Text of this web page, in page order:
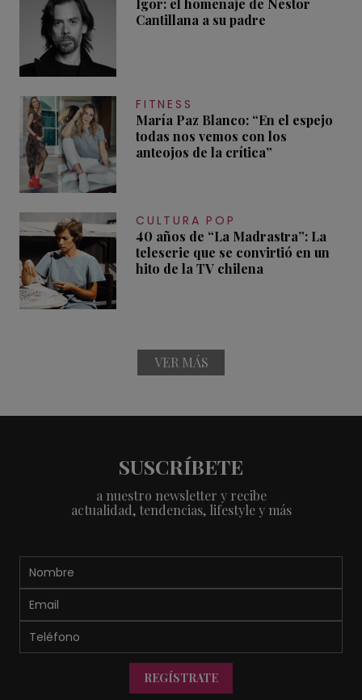
Igor: el homenaje de Néstor
Cantillana a su padre
FITNESS
María Paz Blanco: “En el espejo
todas nos vemos con los
anteojos de la crítica”
CULTURA POP
40 años de “La Madrastra”: La
teleserie que se convirtió en un
hito de la TV chilena
VER MÁS
SUSCRÍBETE
a nuestro newsletter y recibe
actualidad, tendencias, lifestyle y más
REGÍSTRATE